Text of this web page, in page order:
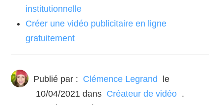
institutionnelle
Créer une vidéo publicitaire en ligne
gratuitement
Publié par : Clémence Legrand
le
10/04/2021 dans Créateur de vidéo .